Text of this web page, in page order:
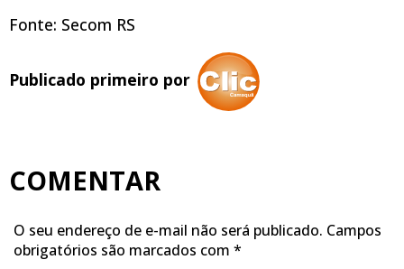
Fonte: Secom RS
Publicado primeiro por
COMENTAR
O seu endereço de e-mail não será publicado. Campos
obrigatórios são marcados com *